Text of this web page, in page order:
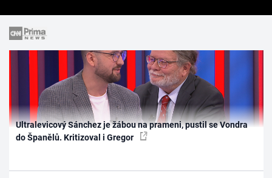
Ultralevicový Sánchez je žábou na prameni, pustil se Vondra
do Španělů. Kritizoval i Gregor